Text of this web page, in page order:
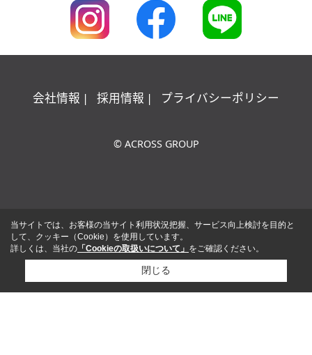
会社情報 採用情報 プライバシーポリシー
© ACROSS GROUP
当サイトでは、お客様の当サイト利用状況把握、サービス向上検討を目的と
して、クッキー（Cookie）を使用しています。
詳しくは、当社の 「Cookieの取扱いについて」 をご確認ください。
閉じる